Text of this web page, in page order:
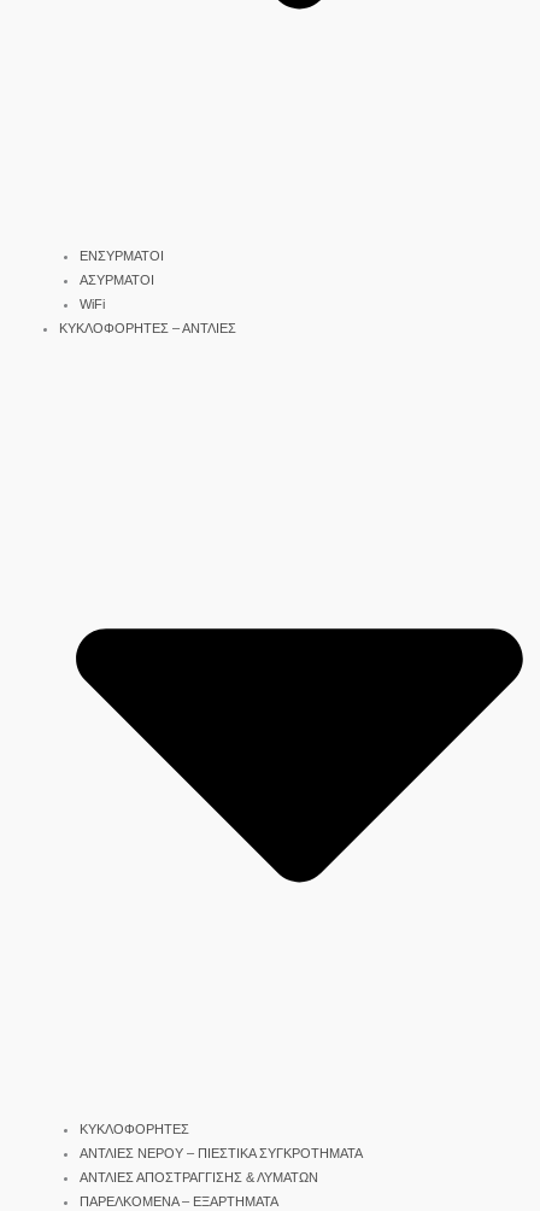
ΕΝΣΥΡΜΑΤΟΙ
ΑΣΥΡΜΑΤΟΙ
WiFi
ΚΥΚΛΟΦΟΡΗΤΕΣ – ΑΝΤΛΙΕΣ
ΚΥΚΛΟΦΟΡΗΤΕΣ
ΑΝΤΛΙΕΣ ΝΕΡΟΥ – ΠΙΕΣΤΙΚΑ ΣΥΓΚΡΟΤΗΜΑΤΑ
ΑΝΤΛΙΕΣ ΑΠΟΣΤΡΑΓΓΙΣΗΣ & ΛΥΜΑΤΩΝ
ΠΑΡΕΛΚΟΜΕΝΑ – ΕΞΑΡΤΗΜΑΤΑ